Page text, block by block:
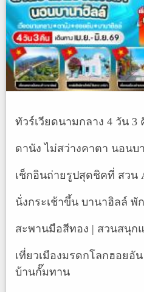
ทัวร์เวียดนามกลาง 4 วัน 3
ดานัง ไม่สว่างคาตา นอนบ
เช็กอินถ่ายรูปสุดชิคที่ สวน
นั่งกระเช้าขึ้น บานาฮิลล์ พั
สะพานมือสีทอง | สวนสนุก
เที่ยวเมืองมรดกโลกฮอยอั
บ้านกั๊มทาน